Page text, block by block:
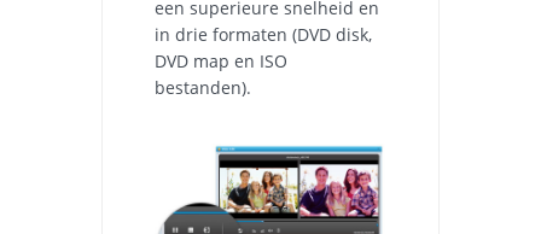
een superieure snelheid en
in drie formaten (DVD disk,
DVD map en ISO
bestanden).